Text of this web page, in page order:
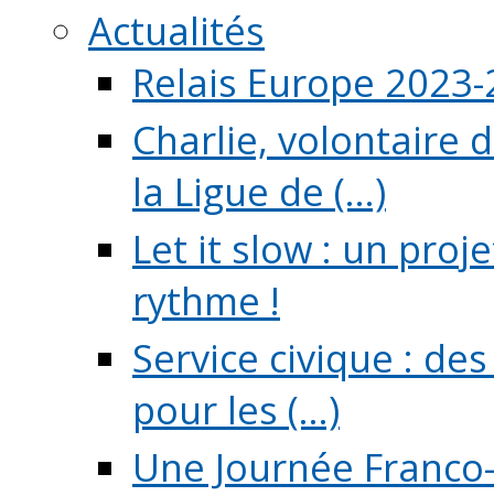
Actualités
Relais Europe
Charlie, volontaire
la Ligue de (...)
Let it slow : un
rythme !
Service civique :
pour les (...)
Une Journée